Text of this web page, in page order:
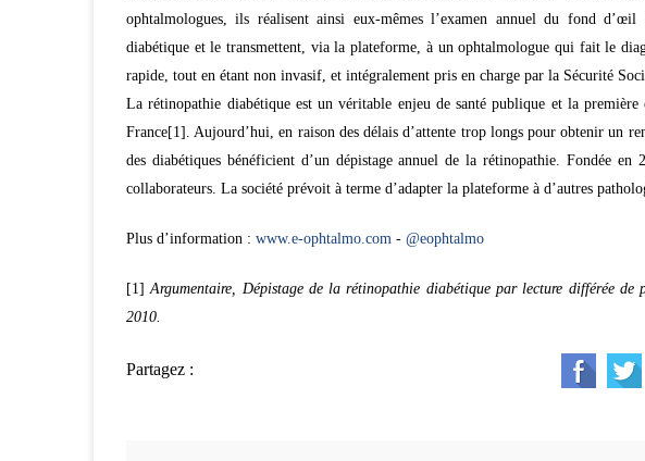
ophtalmologues, ils réalisent ainsi eux-mêmes l’examen annuel du fond
diabétique et le transmettent, via la plateforme, à un ophtalmologue qui fait le
rapide, tout en étant non invasif, et intégralement pris en charge par la Sécurité
La rétinopathie diabétique est un véritable enjeu de santé publique et la première
France[1]. Aujourd’hui, en raison des délais d’attente trop longs pour obtenir un
des diabétiques bénéficient d’un dépistage annuel de la rétinopathie. Fondée
collaborateurs. La société prévoit à terme d’adapter la plateforme à d’autres
Plus d’information : www.e-ophtalmo.com - @eophtalmo
[1]Argumentaire, Dépistage de la rétinopathie diabétique par lecture différée
2010.
Partagez :